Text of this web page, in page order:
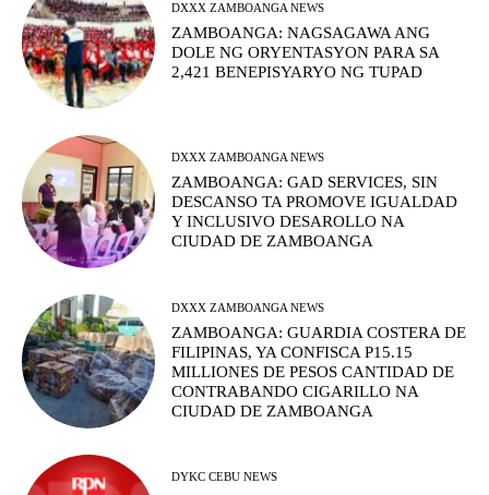
DXXX ZAMBOANGA NEWS
ZAMBOANGA: NAGSAGAWA ANG
DOLE NG ORYENTASYON PARA SA
2,421 BENEPISYARYO NG TUPAD
DXXX ZAMBOANGA NEWS
ZAMBOANGA: GAD SERVICES, SIN
DESCANSO TA PROMOVE IGUALDAD
Y INCLUSIVO DESAROLLO NA
CIUDAD DE ZAMBOANGA
DXXX ZAMBOANGA NEWS
ZAMBOANGA: GUARDIA COSTERA DE
FILIPINAS, YA CONFISCA P15.15
MILLIONES DE PESOS CANTIDAD DE
CONTRABANDO CIGARILLO NA
CIUDAD DE ZAMBOANGA
DYKC CEBU NEWS